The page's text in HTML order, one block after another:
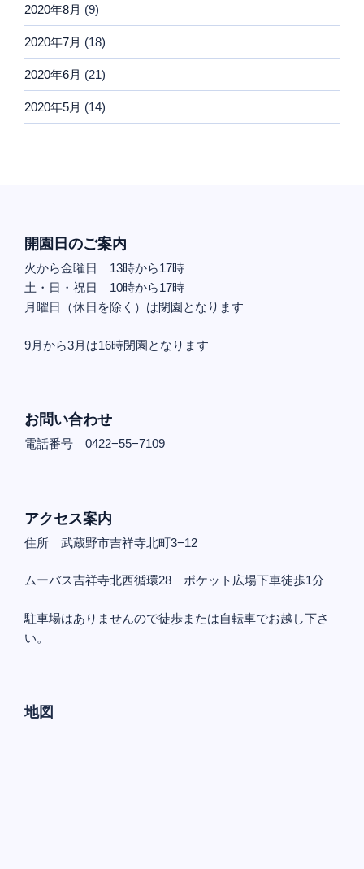
2020年8月 (9)
2020年7月 (18)
2020年6月 (21)
2020年5月 (14)
開園日のご案内
火から金曜日 13時から17時
土・日・祝日 10時から17時
月曜日（休日を除く）は閉園となります
9月から3月は16時閉園となります
お問い合わせ
電話番号 0422−55−7109
アクセス案内
住所 武蔵野市吉祥寺北町3−12
ムーバス吉祥寺北西循環28 ポケット広場下車徒歩1分
駐車場はありませんので徒歩または自転車でお越し下さ
い。
地図